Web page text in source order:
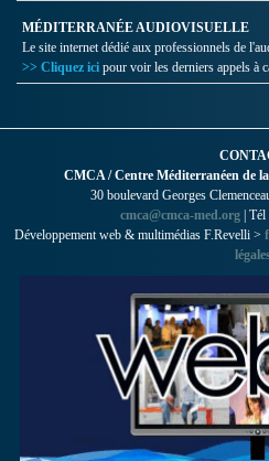
MÉDITERRANÉE AUDIOVISUELLE
Le site internet dédié aux professionnels de
>> Cliquez ici pour voir les derniers appels à
CMCA / Centre Méditerranéen de
30 boulevard Georges
cmca@cmca-med.org |
Développement web & multimédias F.Revelli >